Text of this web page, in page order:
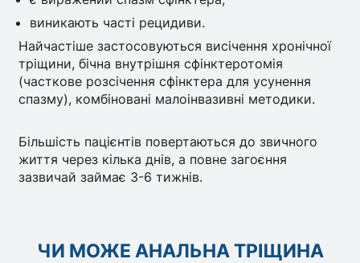
виникають часті рецидиви.
Найчастіше застосовуються висічення хронічної
тріщини, бічна внутрішня сфінктеротомія
(часткове розсічення сфінктера для усунення
спазму), комбіновані малоінвазивні методики.
Більшість пацієнтів повертаються до звичного
життя через кілька днів, а повне загоєння
зазвичай займає 3-6 тижнів.
ЧИ МОЖЕ АНАЛЬНА ТРІЩИНА